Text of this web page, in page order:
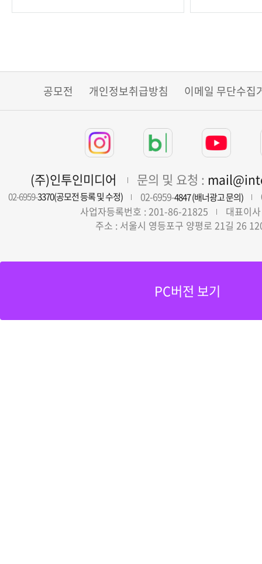
공모전 개인정보취급방침 이메일 무단수집
(주)인투인미디어 문의 및 요청 :
02-6959-3370(공모전 등록 및 수정) 02-6959-4847 (배너광고 문의)
사업자등록번호 : 201-86-21825
대표이
주소 : 서울시 영등포구 양평로 21길 26
PC버전 보기